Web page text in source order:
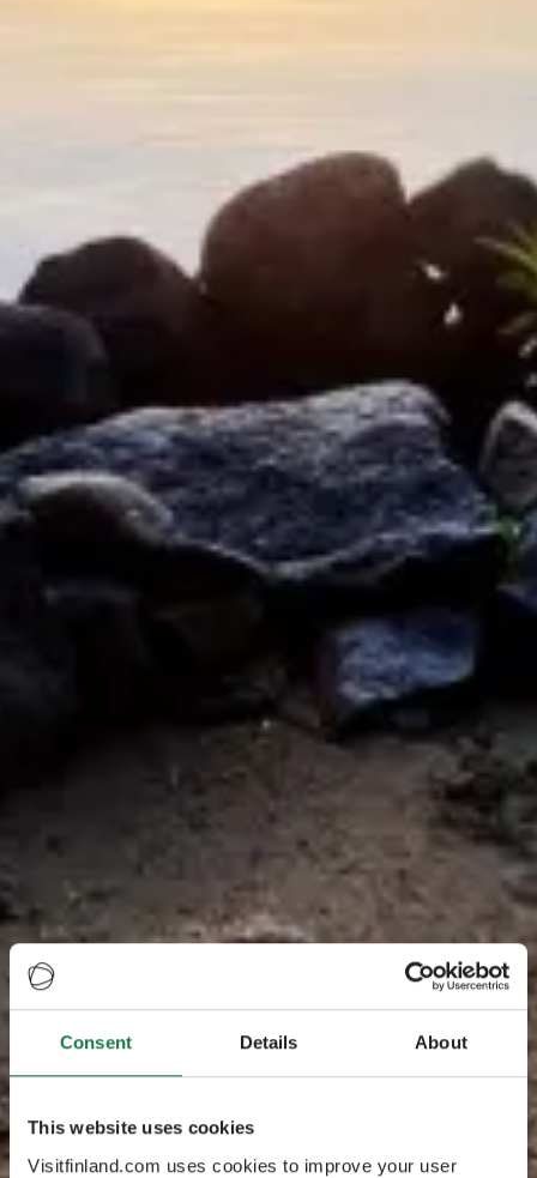
Consent Details About
This website uses cookies
Visitfinland.com uses cookies to improve your user